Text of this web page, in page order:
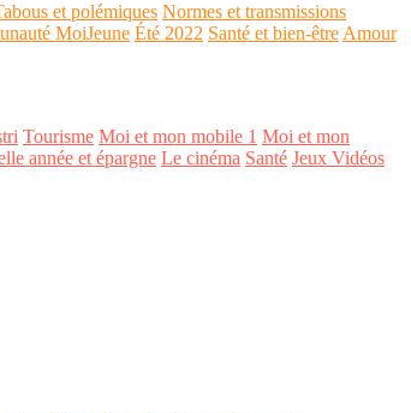
et polémiques Normes et transmissions
MoiJeune Été 2022 Santé et bien-être Amour
Tourisme Moi et mon mobile 1 Moi et mon
année et épargne Le cinéma Santé Jeux Vidéos